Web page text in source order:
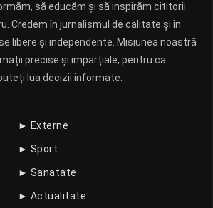
să educăm și să inspirăm cititorii
Credem în jurnalismul de calitate și în
libere și independente. Misiunea noastră
precise și imparțiale, pentru ca
lua decizii informate.
► Externe
► Sport
► Sanatate
► Actualitate